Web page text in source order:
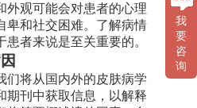
外观可能会对患者的心理
卑和社交困难。了解病情
者来说是至关重要的。
将从国内外的皮肤病学
期刊中获取信息，以解释
我
要
咨
询